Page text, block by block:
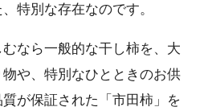
特別な存在なのです。
なら一般的な干し柿を、大
や、特別なひとときのお供
が保証された「市田柿」を